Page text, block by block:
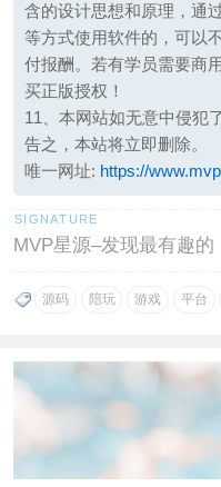
含的设计思想和原理，通
等方式使用软件的，可以
付报酬。若有学员需要商
买正版授权！
11、本网站如无意中侵犯
告之，本站将立即删除。
唯一网址: https://
MVP星源–发现最有趣
源码 陪玩 游戏 平台